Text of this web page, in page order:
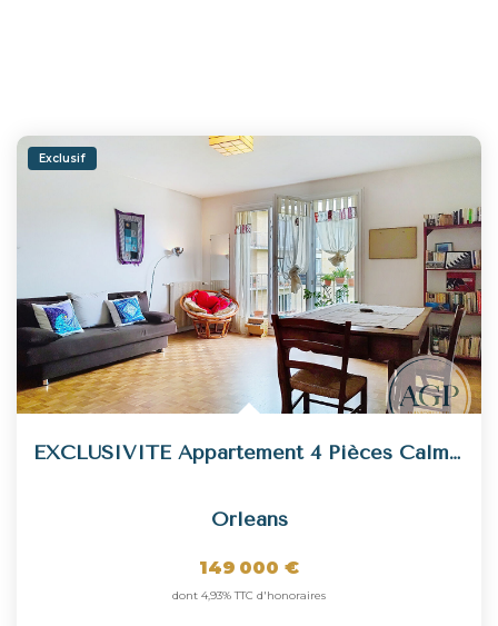
Exclusif
EXCLUSIVITE Appartement 4 Pièces Calme À Vendre À Orléans...
Orleans
149 000 €
dont 4,93% TTC d'honoraires